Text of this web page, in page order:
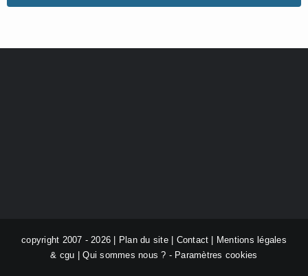
copyright 2007 - 2026 | Plan du site| Contact
Mentions légales
& cgu |Qui sommes nous ? - Paramètres cookies